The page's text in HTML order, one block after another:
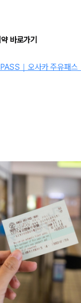
바로가기
｜오사카 주유패스